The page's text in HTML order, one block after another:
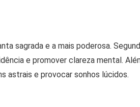
sagrada e a mais poderosa.
e promover clareza mental.
astrais e provocar sonhos lúcidos.